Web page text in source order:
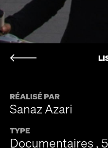
RÉALISÉ PAR
Sanaz Azari
TYPE
Documentaires ,